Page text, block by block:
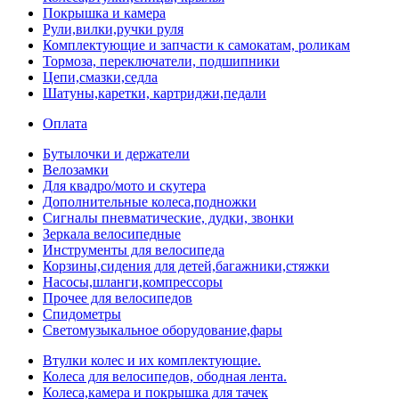
Покрышка и камера
Рули,вилки,ручки руля
Комплектующие и запчасти к самокатам, роликам
Тормоза, переключатели, подшипники
Цепи,смазки,седла
Шатуны,каретки, картриджи,педали
Оплата
Бутылочки и держатели
Велозамки
Для квадро/мото и скутера
Дополнительные колеса,подножки
Сигналы пневматические, дудки, звонки
Зеркала велосипедные
Инструменты для велосипеда
Корзины,сидения для детей,багажники,стяжки
Насосы,шланги,компрессоры
Прочее для велосипедов
Спидометры
Светомузыкальное оборудование,фары
Втулки колес и их комплектующие.
Колеса для велосипедов, ободная лента.
Колеса,камера и покрышка для тачек